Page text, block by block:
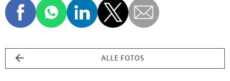
ALLE FOTOS